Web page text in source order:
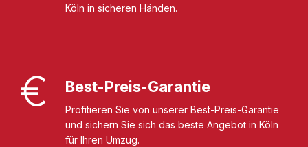
Köln in sicheren Händen.
Best-Preis-Garantie
Profitieren Sie von unserer Best-Preis-Garantie
und sichern Sie sich das beste Angebot in Köln
für Ihren Umzug.